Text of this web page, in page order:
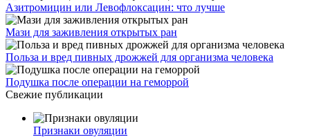
Азитромицин или Левофлоксацин: что лучше
Мази для заживления открытых ран
Польза и вред пивных дрожжей для организма человека
Подушка после операции на геморрой
Свежие публикации
Признаки овуляции